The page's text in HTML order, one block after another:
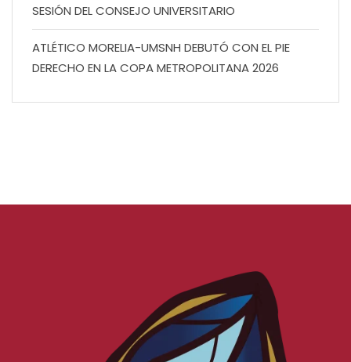
SESIÓN DEL CONSEJO UNIVERSITARIO
ATLÉTICO MORELIA-UMSNH DEBUTÓ CON EL PIE
DERECHO EN LA COPA METROPOLITANA 2026